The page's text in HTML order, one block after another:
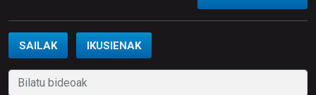
SAILAK IKUSIENAK